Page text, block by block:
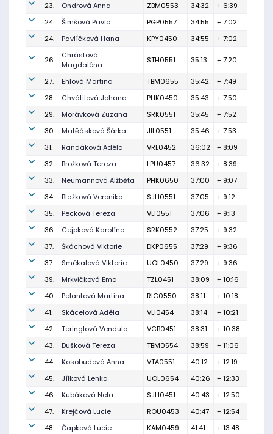
23.
Ondrová Anna ZBM0553 34:32
+ 6:39
24.
Šimšová Pavla PGP0557 34:55
+ 7:02
24.
Pavlíčková Hana KPY0450 34:55 + 7:02
26.
Chrástová
Magdaléna
STH0551 35:13 + 7:20
27. Ehlová Martina TBM0655 35:42
+ 7:49
28.
Chvátilová Johana PHK0450 35:43
+ 7:50
29.
Morávková Zuzana SRK0551 35:45
+ 7:52
30.
Matěásková Šárka JIL0551 35:46
+ 7:53
31.
Randáková Adéla VRL0452 36:02
+ 8:09
32.
Brožková Tereza LPU0457 36:32
+ 8:39
33.
Neumannová Alžběta PHK0650 37:00
+ 9:07
34.
Blažková Veronika SJH0551 37:05
+ 9:12
35.
Pecková Tereza VLI0551 37:06
+ 9:13
36.
Cejpková Karolína SRK0552 37:25
+ 9:32
37.
Škáchová Viktorie DKP0655 37:29
+ 9:36
37.
Smékalová Viktorie UOL0450 37:29
+ 9:36
39.
Mrkvičková Ema TZL0451 38:09
+ 10:16
40.
Pelantová Martina RIC0550 38:11
+ 10:18
41.
Skácelová Adéla VLI0454 38:14
+ 10:21
42.
Teringlová Vendula VCB0451 38:31
+ 10:38
43.
Dušková Tereza TBM0554 38:59
+ 11:06
44.
Kosobudová Anna VTA0551 40:12
+ 12:19
45.
Jílková Lenka UOL0654 40:26
+ 12:33
46.
Kubáková Nela SJH0451 40:43
+ 12:50
47.
Krejčová Lucie ROU0453 40:47
+ 12:54
48.
Čapková Lucie KAM0459 41:41
+ 13:48